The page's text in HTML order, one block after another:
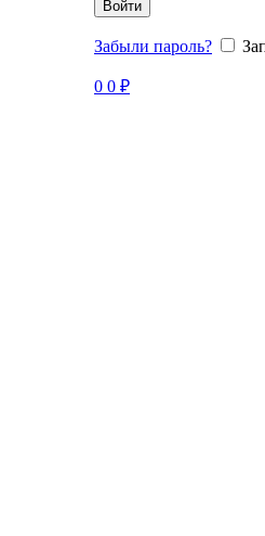
Войти
Забыли пароль?
0 0 ₽
Продано